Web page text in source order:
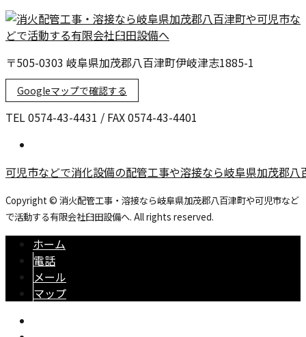
〒505-0303 岐阜県加茂郡八百津町伊岐津志1885-1
Googleマップで確認する
TEL 0574-43-4431 / FAX 0574-43-4401
可児市などで消化設備の配管工事や溶接なら岐阜県加茂郡
Copyright © 消火配管工事・溶接なら岐阜県加茂郡八百津町や可児市など
で活動する有限会社臼田設備へ. All rights reserved.
ホーム
電話
メール
マップ